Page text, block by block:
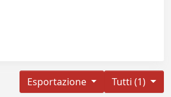
Tutti (1)
Esportazione